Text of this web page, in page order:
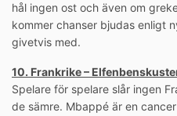
hål ingen ost och även om
kommer chanser bjudas enligt
givetvis med.
10. Frankrike –
Spelare för spelare slår ingen
de sämre. Mbappé är en